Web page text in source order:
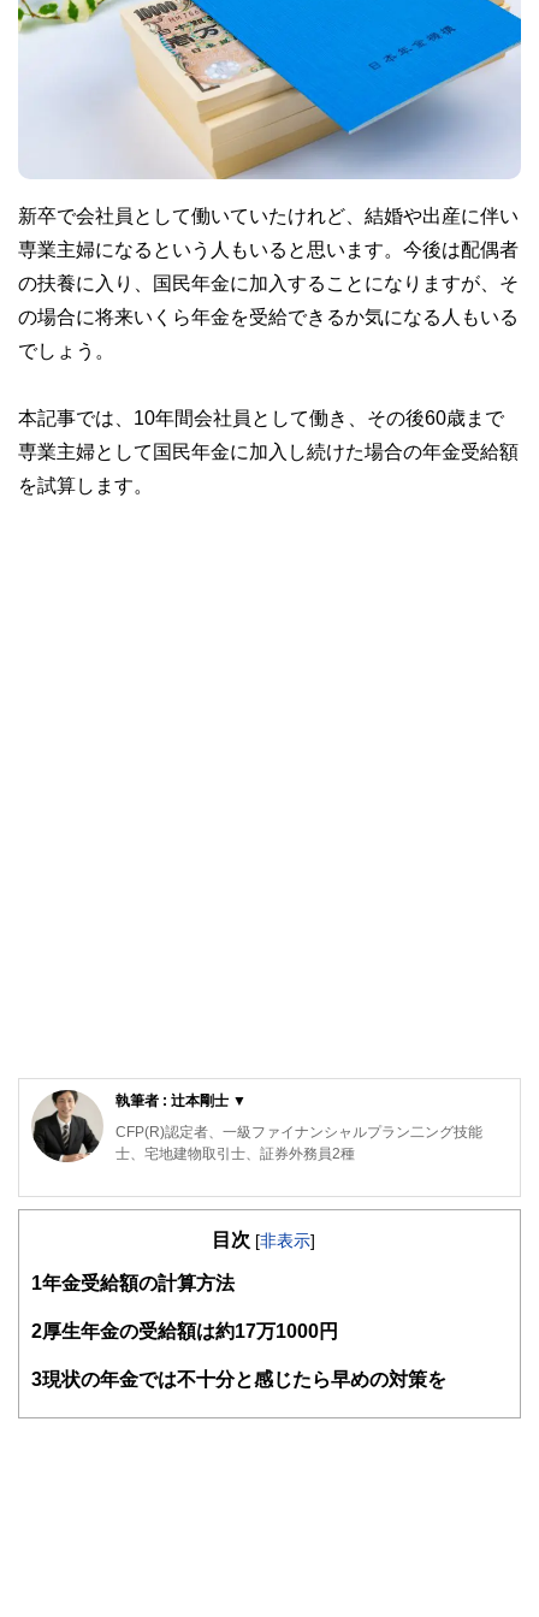
新卒で会社員として働いていたけれど、結婚や出産に伴い
専業主婦になるという人もいると思います。今後は配偶者
の扶養に入り、国民年金に加入することになりますが、そ
の場合に将来いくら年金を受給できるか気になる人もいる
でしょう。
本記事では、10年間会社員として働き、その後60歳まで
専業主婦として国民年金に加入し続けた場合の年金受給額
を試算します。
執筆者 : 辻本剛士 ▼
CFP(R)認定者、一級ファイナンシャルプラン二ング技能
士、宅地建物取引士、証券外務員2種
活動拠点は神戸。FP個別相談や、プロスポーツ選手の資産
資産運用、支出の見直しなど包括的なアドバイスや、帳簿な
サポートします。
https://kobe-okanesoudan.com/
目次 [非表示]
1 年金受給額の計算方法
2厚生年金の受給額は約17万1000円
3現状の年金では不十分と感じたら早めの対策を